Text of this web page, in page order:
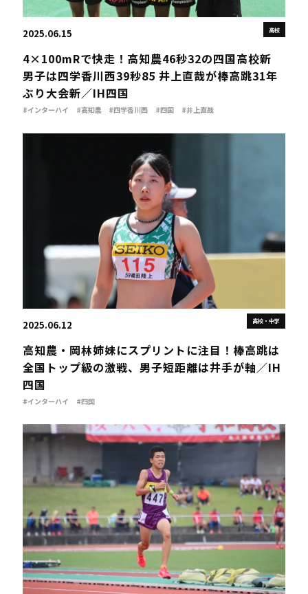
高校
2025.06.15
4×100mRで快走！高知農46秒32の四国高校新
男子は四学香川西39秒85 井上直哉が棒高跳31年
ぶり大会新／IH四国
#インターハイ #高知農 #四学香川西 #四国 #井上直哉
高校・中学
2025.06.12
高知農・岡林姉妹にスプリントに注目！棒高跳は
全国トップ級の激戦、男子短距離は井手が軸／IH
四国
#インターハイ #四国